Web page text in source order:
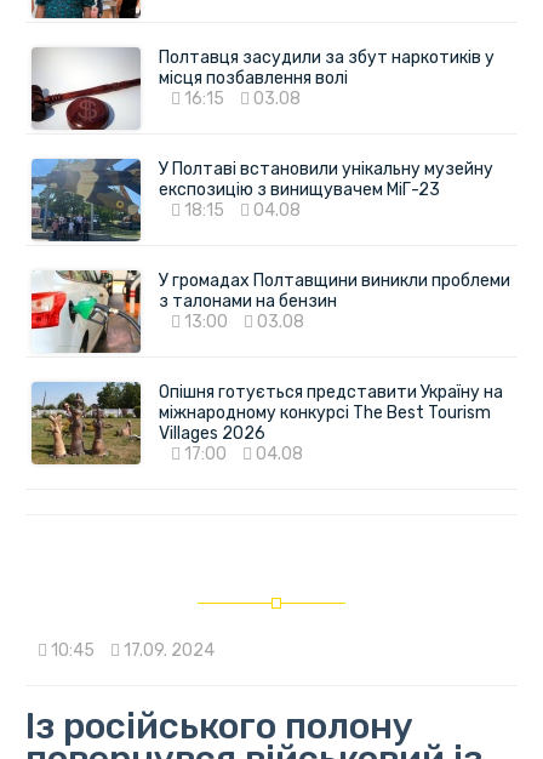
Полтавця засудили за збут наркотиків у
місця позбавлення волі
16:15
03.08
У Полтаві встановили унікальну музейну
експозицію з винищувачем МіГ-23
18:15
04.08
У громадах Полтавщини виникли проблеми
з талонами на бензин
13:00
03.08
Опішня готується представити Україну на
міжнародному конкурсі The Best Tourism
Villages 2026
17:00
04.08
10:45 17.09. 2024
Із російського полону